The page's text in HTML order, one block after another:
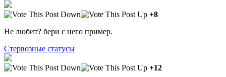
+8
Не любит? бери с него пример.
Стервозные статусы
+12